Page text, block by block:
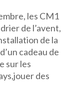
les CM1
de l’avent,
de la
cadeau de
sur les
des